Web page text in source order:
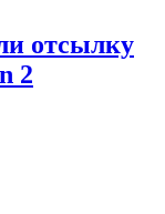
отсылку
2